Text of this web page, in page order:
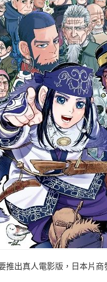
推出真人電影版，日本片商